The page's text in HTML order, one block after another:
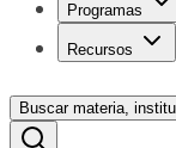
Programas
Recursos
Buscar materia,